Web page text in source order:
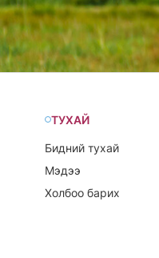
ТУХАЙ
Бидний тухай
Мэдээ
Холбоо барих